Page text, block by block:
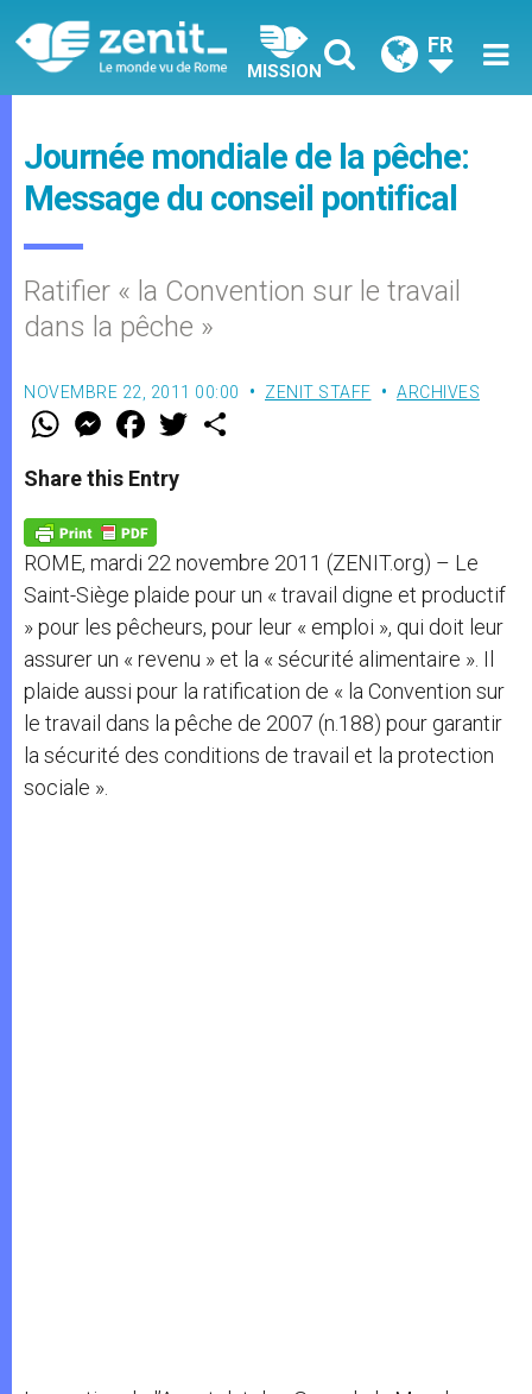
MISSION
FR
Journée mondiale de la pêche:
Message du conseil pontifical
Ratifier « la Convention sur le travail
dans la pêche »
NOVEMBRE 22, 2011 00:00 ZENIT STAFF ARCHIVES
W
t
s
p
p
M
e
s
e
g
e
r
F
a
e
b
o
k
w
Share this Entry
ROME, mardi 22 novembre 2011 (ZENIT.org) – Le
Saint-Siège plaide pour un « travail digne et productif
» pour les pêcheurs, pour leur « emploi », qui doit leur
assurer un « revenu » et la « sécurité alimentaire ». Il
plaide aussi pour la ratification de « la Convention sur
le travail dans la pêche de 2007 (n.188) pour garantir
la sécurité des conditions de travail et la protection
sociale ».